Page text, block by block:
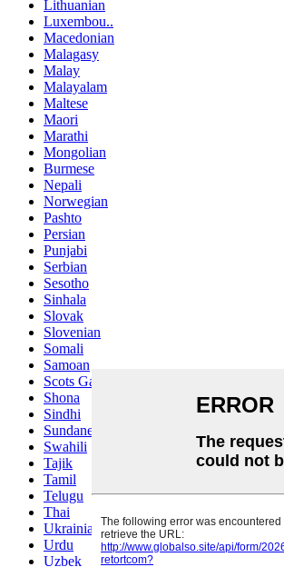
Lithuanian
Luxembou..
Macedonian
Malagasy
Malay
Malayalam
Maltese
Maori
Marathi
Mongolian
Burmese
Nepali
Norwegian
Pashto
Persian
Punjabi
Serbian
Sesotho
Sinhala
Slovak
Slovenian
Somali
Samoan
Scots Gaelic
Shona
Sindhi
Sundanese
Swahili
Tajik
Tamil
Telugu
Thai
Ukrainian
Urdu
Uzbek